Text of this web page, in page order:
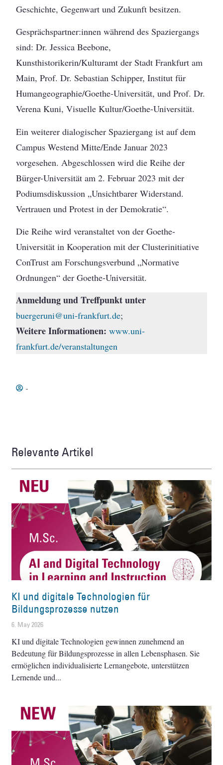
Geschichte, Gegenwart und Zukunft besitzen.
Gesprächspartner:innen während des Spaziergangs
sind: Dr. Jessica Beebone,
Kunsthistorikerin/Kulturamt der Stadt Frankfurt am
Main, Prof. Dr. Sebastian Schipper, Institut für
Humangeographie/Goethe-Universität, und Prof. Dr.
Verena Kuni, Visuelle Kultur/Goethe-Universität.
Ein weiterer dialogischer Spaziergang ist auf dem
Campus Westend Mitte/Ende Januar 2023
vorgesehen. Abgeschlossen wird die Reihe der
Bürger-Universität am 2. Februar 2023 mit der
Podiumsdiskussion „Unsichtbarer Widerstand.
Vertrauen und Protest in der Demokratie“.
Die Reihe wird veranstaltet von der Goethe-
Universität in Kooperation mit der Clusterinitiative
ConTrust am Forschungsverbund „Normative
Ordnungen“ der Goethe-Universität.
Anmeldung und Treffpunkt unter
buergeruni@uni-frankfurt.de;
Weitere Informationen:www.uni-
frankfurt.de/veranstaltungen
-
Relevante Artikel
KI und digitale Technologien für
Bildungsprozesse nutzen
6. May 2026
KI und digitale Technologien gewinnen zunehmend an
Bedeutung für Bildungsprozesse in allen Lebensphasen. Sie
ermöglichen individualisierte Lernangebote, unterstützen
Lernende und